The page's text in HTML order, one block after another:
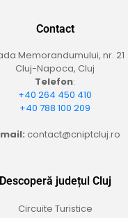
Contact
Memorandumului, nr. 21
Cluj-Napoca, Cluj
Telefon:
+40 264 450 410
+40 788 100 209
contact@cniptcluj.ro
Descoperă județul Cluj
Circuite Turistice